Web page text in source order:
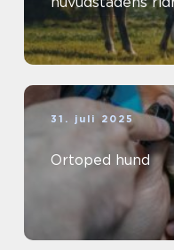
31. juli 2025
Ortoped hund